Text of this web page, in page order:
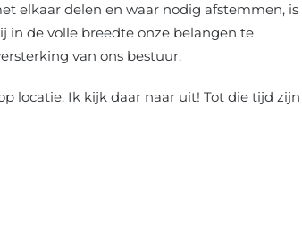
elkaar delen en waar nodig afstemmen, is
in de volle breedte onze belangen te
van ons bestuur.
locatie. Ik kijk daar naar uit! Tot die tijd zijn